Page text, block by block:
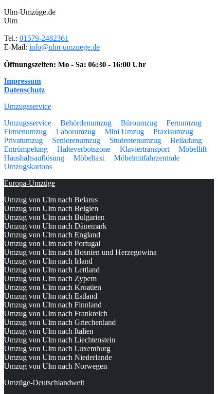
Ulm-Umzüge.de
Ulm
Tel.: 01579-2482361
E-Mail: info@ulm-umzuege.de
Öffnungszeiten: Mo - Sa: 06:30 - 16:00 Uhr
Impressum
Datenschutz
Umzugsservice
Umzugsservice
Behördenumzug Büroumzug
Fernumzug
Firmenumzug
Laborumzug Mini Umzug
Praxisumzug
Privatumzug
Seniorenumzug Studentenumzug
Beiladung
Entrümpelung
Halteverbotszone Klaviertransport
Möbellift
Haushaltsauflösung
Möbeltaxi
Möbelmitfahrzentrale
Umzugskartons
Europa-Umzüge
Umzug von Ulm nach Belarus
Umzug von Ulm nach Belgien
Umzug von Ulm nach Bulgarien
Umzug von Ulm nach Dänemark
Umzug von Ulm nach England
Umzug von Ulm nach Portugal
Umzug von Ulm nach Bosnien und Herzegowina
Umzug von Ulm nach Irland
Umzug von Ulm nach Lettland
Umzug von Ulm nach Zypern
Umzug von Ulm nach Kroatien
Umzug von Ulm nach Estland
Umzug von Ulm nach Finnland
Umzug von Ulm nach Frankreich
Umzug von Ulm nach Griechenland
Umzug von Ulm nach Italien
Umzug von Ulm nach Liechtenstein
Umzug von Ulm nach Luxemburg
Umzug von Ulm nach Niederlande
Umzug von Ulm nach Norwegen
Umzüge-Deutschlandweit